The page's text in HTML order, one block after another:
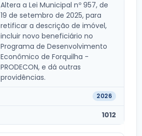
Altera a Lei Municipal nº 957, de
19 de setembro de 2025, para
retificar a descrição de imóvel,
incluir novo beneficiário no
Programa de Desenvolvimento
Econômico de Forquilha -
PRODECON, e dá outras
providências.
2026
1012